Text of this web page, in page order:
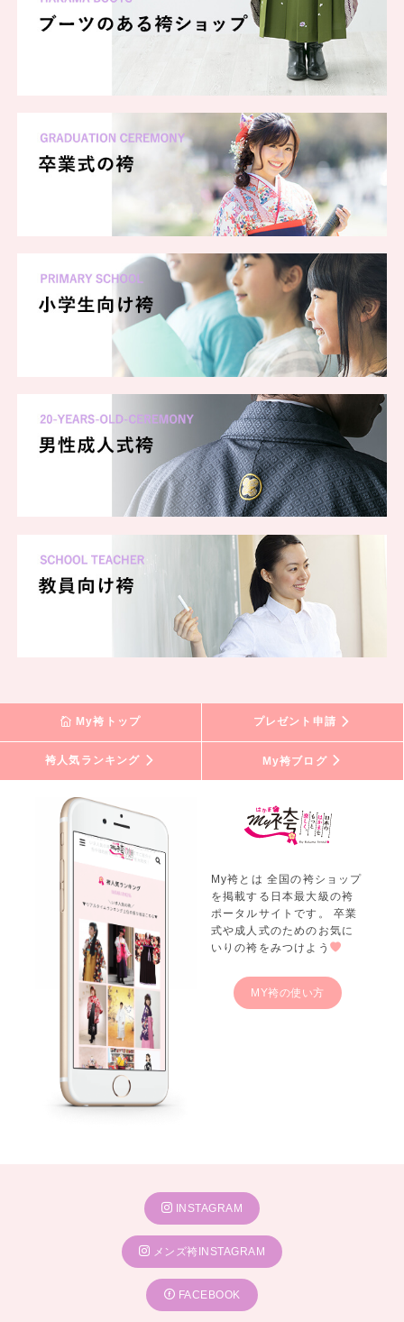
My袴トップ プレゼント申請
袴人気ランキング My袴ブログ
My袴とは 全国の袴ショップ
を掲載する日本最大級の袴
ポータルサイトです。 卒業
式や成人式のためのお気に
いりの袴をみつけよう
MY袴の使い方
INSTAGRAM
メンズ袴INSTAGRAM
FACEBOOK